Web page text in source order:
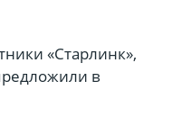
«Старлинк»,
в